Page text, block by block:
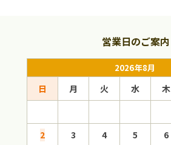
営業日のご案内
2026年8月
日 月 火 水 木
2
3 4 5 6